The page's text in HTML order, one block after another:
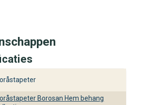
Hem
staat bekend om haar
en tijdloze designs. Met een
in natuurlijke tinten biedt
en duurzame oplossingen voor elk
Borosan Hem behang